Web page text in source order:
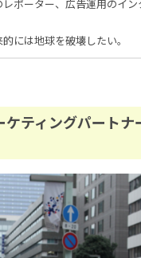
ポーター、広告運用のイ
には地球を破壊したい。
ティングパートナ